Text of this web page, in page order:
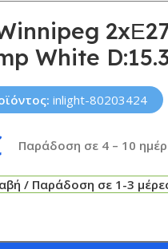
White
inlight-80203424
Παράδοση σε 4 – 10
/ Παράδοση σε 1-3